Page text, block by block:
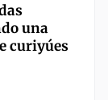
una
curiyúes